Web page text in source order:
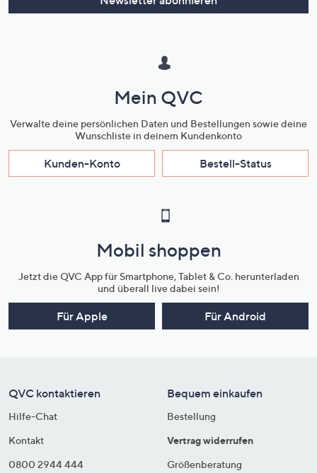
Mein QVC
Verwalte deine persönlichen Daten und Bestellungen sowie deine
Wunschliste in deinem Kundenkonto
Kunden-Konto Bestell-Status
Mobil shoppen
Jetzt die QVC App für Smartphone, Tablet & Co. herunterladen
und überall live dabei sein!
Für Apple Für Android
QVC kontaktieren
Hilfe-Chat
Kontakt
0800 2944 444
Bequem einkaufen
Bestellung
Vertrag widerrufen
Größenberatung